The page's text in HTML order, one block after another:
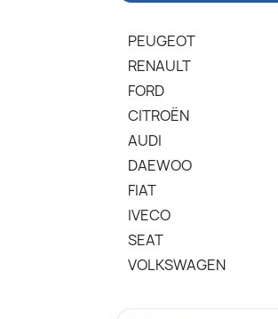
PEUGEOT
RENAULT
FORD
CITROËN
AUDI
DAEWOO
FIAT
IVECO
SEAT
VOLKSWAGEN